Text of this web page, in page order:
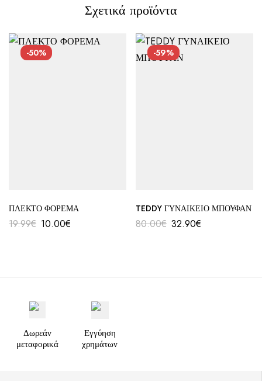
Σχετικά προϊόντα
-50%
ΠΛΕΚΤΟ ΦΟΡΕΜΑ
19.99€ 10.00€
-59%
TEDDY ΓΥΝΑΙΚΕΙΟ ΜΠΟΥΦΑΝ
80.00€ 32.90€
Δωρεάν
μεταφορικά
Εγγύηση
χρημάτων